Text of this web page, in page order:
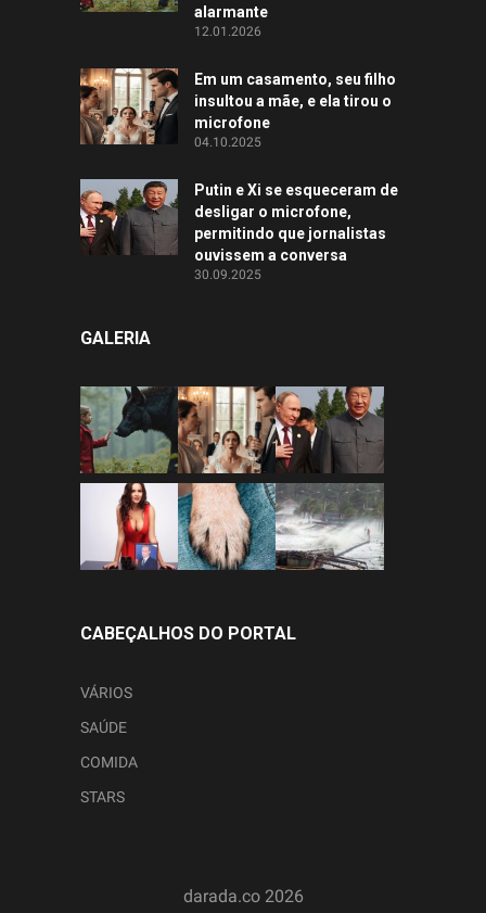
alarmante
12.01.2026
Em um casamento, seu filho
insultou a mãe, e ela tirou o
microfone
04.10.2025
Putin e Xi se esqueceram de
desligar o microfone,
permitindo que jornalistas
ouvissem a conversa
30.09.2025
GALERIA
CABEÇALHOS DO PORTAL
VÁRIOS
SAÚDE
COMIDA
STARS
darada.co 2026